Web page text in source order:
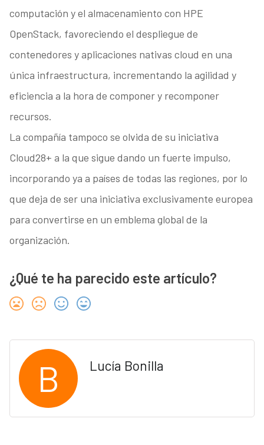
computación y el almacenamiento con HPE
OpenStack, favoreciendo el despliegue de
contenedores y aplicaciones nativas cloud en una
única infraestructura, incrementando la agilidad y
eficiencia a la hora de componer y recomponer
recursos.
La compañía tampoco se olvida de su iniciativa
Cloud28+ a la que sigue dando un fuerte impulso,
incorporando ya a países de todas las regiones, por lo
que deja de ser una iniciativa exclusivamente europea
para convertirse en un emblema global de la
organización.
¿Qué te ha parecido este artículo?
B Lucía Bonilla